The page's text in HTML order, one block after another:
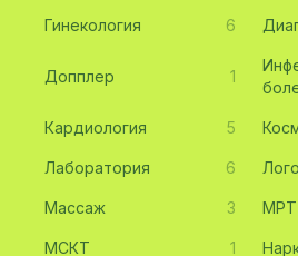
Гинекология 6
Допплер 1
Кардиология 5
Лаборатория 6
Массаж 3 МРТ
МСКТ 1